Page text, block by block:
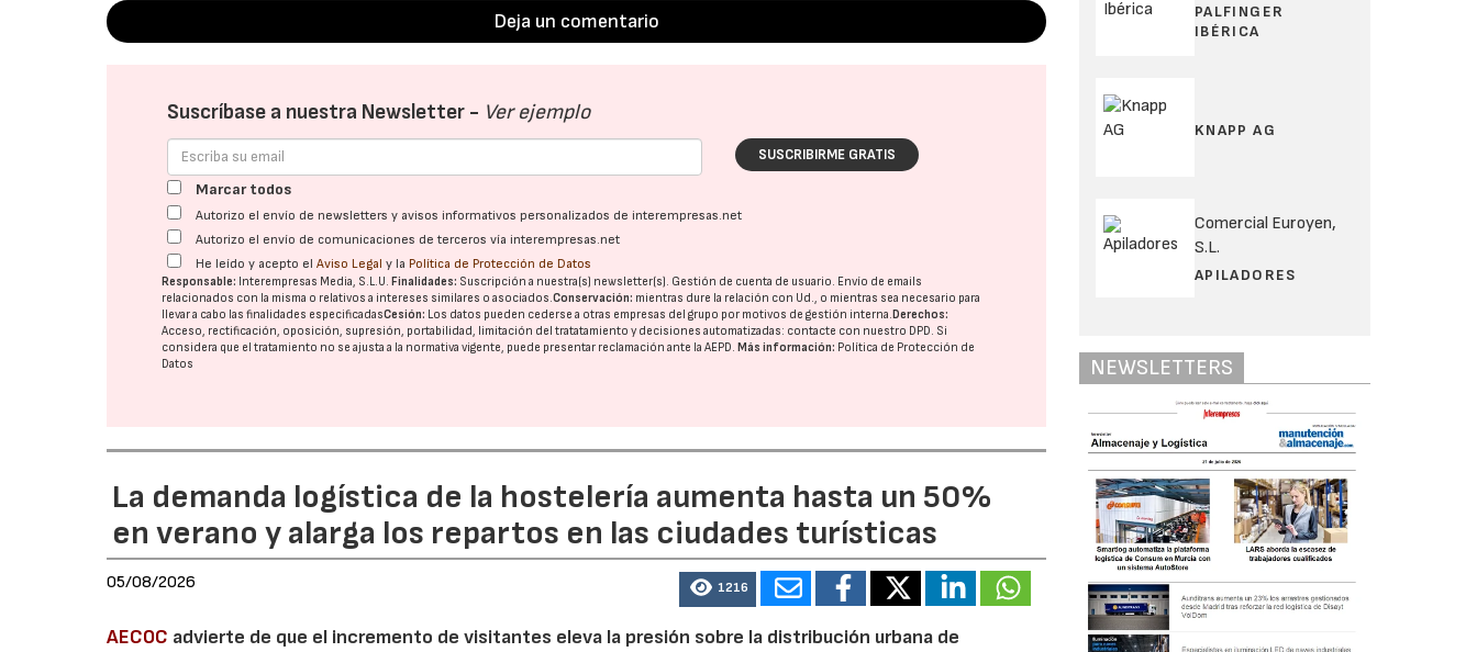
Deja un comentario
Suscríbase a nuestra Newsletter - Ver ejemplo
SUSCRIBIRME GRATIS
Marcar todos
Autorizo el envío de newsletters y avisos informativos personalizados de interempresas.net
Autorizo el envío de comunicaciones de terceros vía interempresas.net
He leído y acepto elAviso Legal y la Política de Protección de Datos
Responsable: Interempresas Media, S.L.U.Finalidades: Suscripción a nuestra(s) newsletter(s). Gestión de cuenta de usuario. Envío de emails
relacionados con la misma o relativos a intereses similares o asociados.Conservación: mientras dure la relación con Ud., o mientras sea necesario para
llevar a cabo las finalidades especificadasCesión: Los datos pueden cederse a otras empresas del grupo por motivos de gestión interna.Derechos:
Acceso, rectificación, oposición, supresión, portabilidad, limitación del tratatamiento y decisiones automatizadas: contacte con nuestro DPD. Si
considera que el tratamiento no se ajusta a la normativa vigente, puede presentar reclamación ante laAEPD.Más información: Política de Protección de
Datos
La demanda logística de la hostelería aumenta hasta un 50%
en verano y alarga los repartos en las ciudades turísticas
05/08/2026 1216
AECOC advierte de que el incremento de visitantes eleva la presión sobre la distribución urbana de
PALFINGER
IBÉRICA
KNAPP AG
Comercial Euroyen,
S.L.
APILADORES
NEWSLETTERS